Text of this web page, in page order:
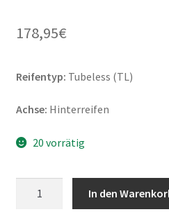
178,95€
Reifentyp: Tubeless (TL)
Achse: Hinterreifen
20 vorrätig
In den